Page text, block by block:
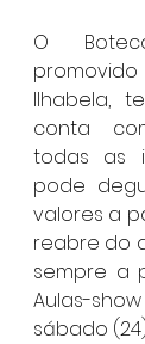
O
Ilhabela,
conta
todas as
pode
valores a
reabre do
sempre a
Aulas-
sábado